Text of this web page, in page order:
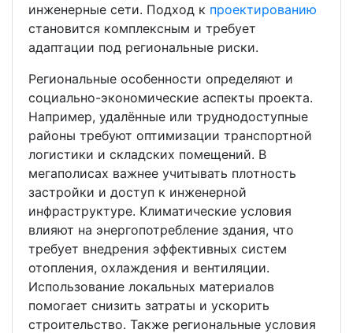
инженерные сети. Подход к проектированию
становится комплексным и требует
адаптации под региональные риски.
Региональные особенности определяют и
социально-экономические аспекты проекта.
Например, удалённые или труднодоступные
районы требуют оптимизации транспортной
логистики и складских помещений. В
мегаполисах важнее учитывать плотность
застройки и доступ к инженерной
инфраструктуре. Климатические условия
влияют на энергопотребление здания, что
требует внедрения эффективных систем
отопления, охлаждения и вентиляции.
Использование локальных материалов
помогает снизить затраты и ускорить
строительство. Также региональные условия